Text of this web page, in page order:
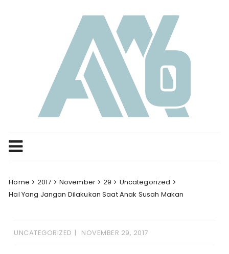
Home 2017 November 29
Uncategorized
Hal Yang Jangan Dilakukan Saat Anak Susah Makan
UNCATEGORIZED NOVEMBER 29, 2017